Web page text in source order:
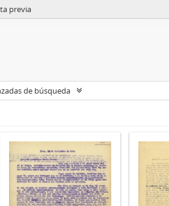
previa
de búsqueda